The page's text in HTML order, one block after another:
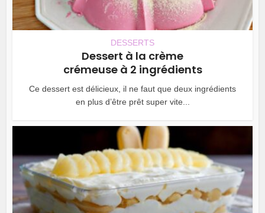
DESSERTS
Dessert à la crème
crémeuse à 2 ingrédients
Ce dessert est délicieux, il ne faut que deux ingrédients
en plus d’être prêt super vite...